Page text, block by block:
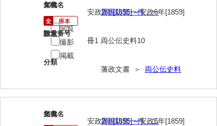
10
文書名
異国防禦一件 一
請求番号
両公伝史料10
分類
藩政文書 ＞ 両公伝史料
年代
安政2年[1855]～安政6年[1859]
数量
冊1
閲覧
撮影
掲載
11
文書名
異国防禦一件 二
年代
安政2年[1855]～安政6年[1859]